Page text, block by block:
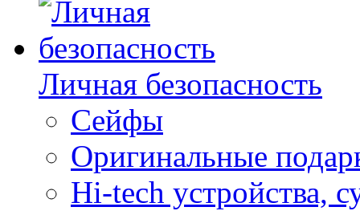
Личная безопасность
Сейфы
Оригинальные
Hi-tech устройства,